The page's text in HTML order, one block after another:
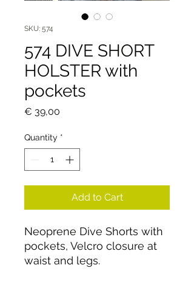
SKU: 574
574 DIVE SHORT
HOLSTER with
pockets
€ 39,00
Quantity *
Add to Cart
Neoprene Dive Shorts with
pockets, Velcro closure at
waist and legs.